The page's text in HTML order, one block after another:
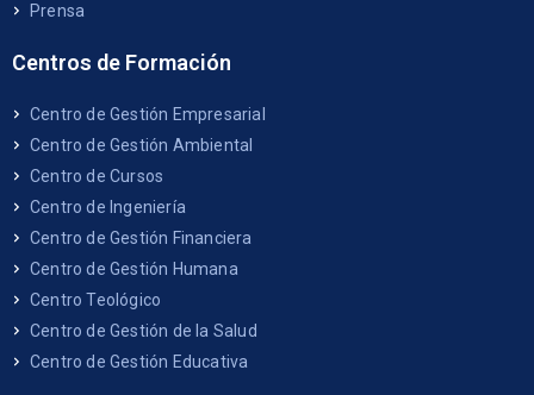
Prensa
Centros de Formación
Centro de Gestión Empresarial
Centro de Gestión Ambiental
Centro de Cursos
Centro de Ingeniería
Centro de Gestión Financiera
Centro de Gestión Humana
Centro Teológico
Centro de Gestión de la Salud
Centro de Gestión Educativa